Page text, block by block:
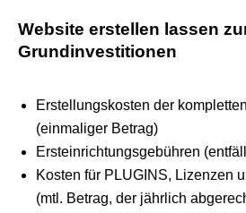
Website erstellen lassen
Grundinvestitionen
Erstellungskosten der
(einmaliger Betrag)
Ersteinrichtungsgebühren
Kosten für PLUGINS, Lizenzen
(mtl. Betrag, der jährlich